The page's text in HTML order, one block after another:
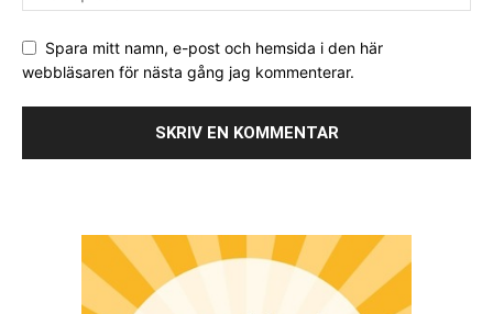
Spara mitt namn, e-post och hemsida i den här
webbläsaren för nästa gång jag kommenterar.